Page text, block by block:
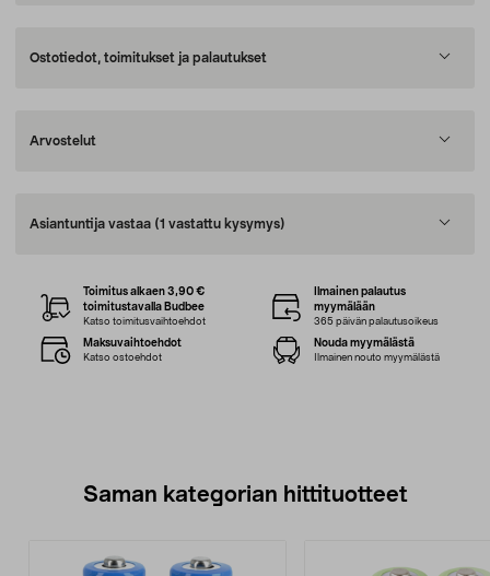
Ostotiedot, toimitukset ja palautukset
Arvostelut
Asiantuntija vastaa (1 vastattu kysymys)
Toimitus alkaen 3,90 €
toimitustavalla Budbee
Katso toimitusvaihtoehdot
Ilmainen palautus
myymälään
365 päivän palautusoikeus
Maksuvaihtoehdot
Katso ostoehdot
Nouda myymälästä
Ilmainen nouto myymälästä
Saman kategorian hittituotteet